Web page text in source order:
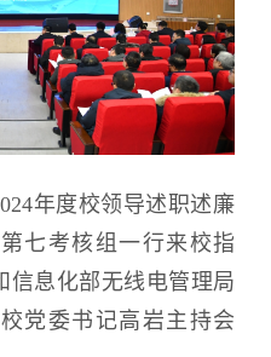
年度校领导述职述廉
七考核组一行来校指
信息化部无线电管理局
党委书记高岩主持会